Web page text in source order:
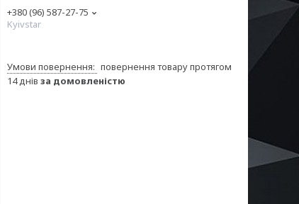
+380 (96) 587-27-75
Kyivstar
повернення товару протягом
14 днів за домовленістю